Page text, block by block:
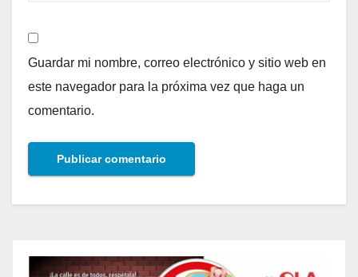
Guardar mi nombre, correo electrónico y sitio web en
este navegador para la próxima vez que haga un
comentario.